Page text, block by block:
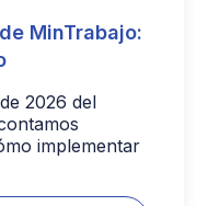
MinTrabajo:
2026 del
implementar